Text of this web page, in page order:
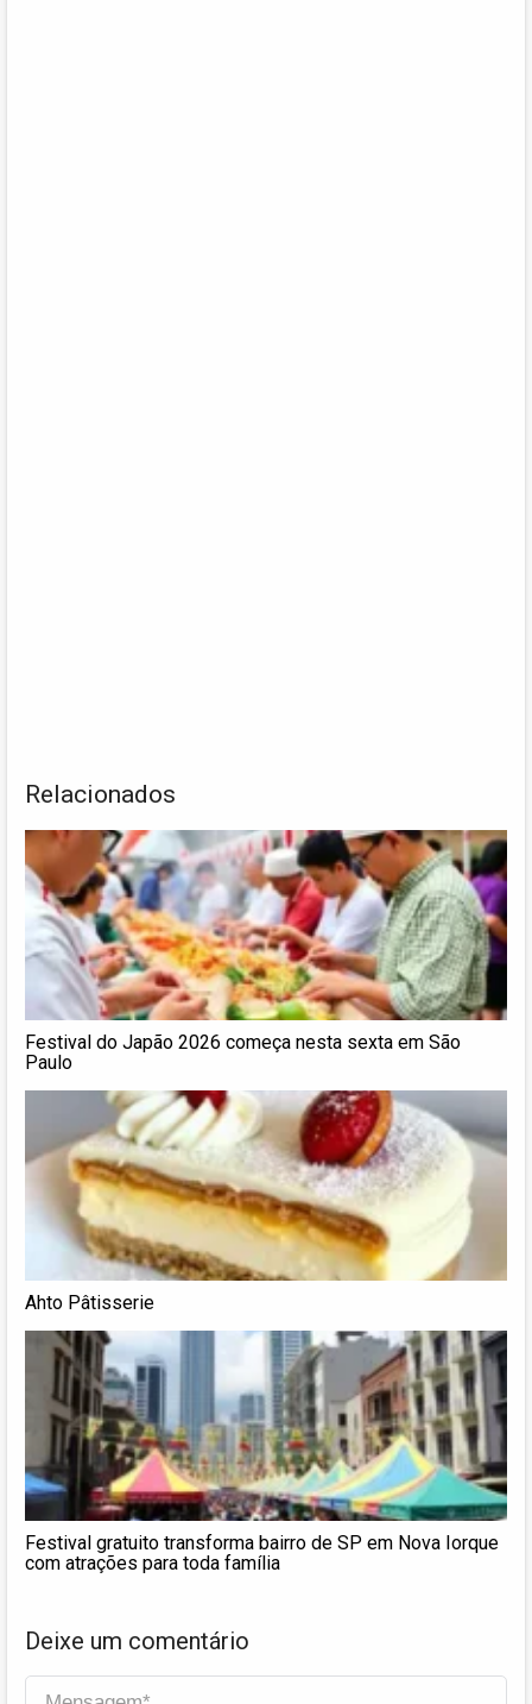
Relacionados
Festival do Japão 2026 começa nesta sexta em São
Paulo
Ahto Pâtisserie
Festival gratuito transforma bairro de SP em Nova Iorque
com atrações para toda família
Deixe um comentário